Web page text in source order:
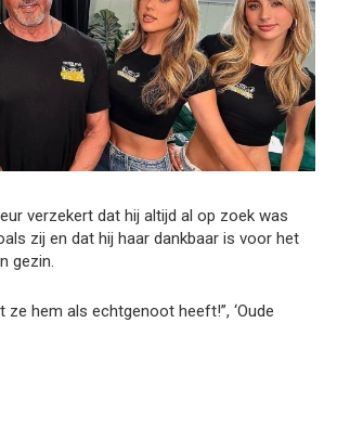
verzekert dat hij altijd al op zoek was
zij en dat hij haar dankbaar is voor het
gezin.
ze hem als echtgenoot heeft!”, ‘Oude